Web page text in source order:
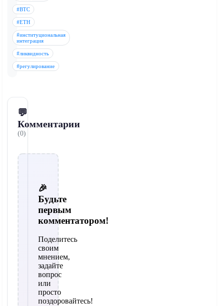
#BTC
#ETH
#институциональная
интеграция
#ликвидность
#регулирование
💬
Комментарии
(0)
🎉
Будьте
первым
комментатором!
Поделитесь
своим
мнением,
задайте
вопрос
или
просто
поздоровайтесь!